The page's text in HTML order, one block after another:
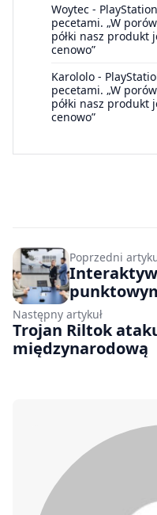
Woytec -
pecetami. „W
półki nasz produkt
cenowo”
Karololo -
pecetami. „W
półki nasz produkt
cenowo”
Poprzedni
Następny artykuł
Trojan Riltok
międzynarodową